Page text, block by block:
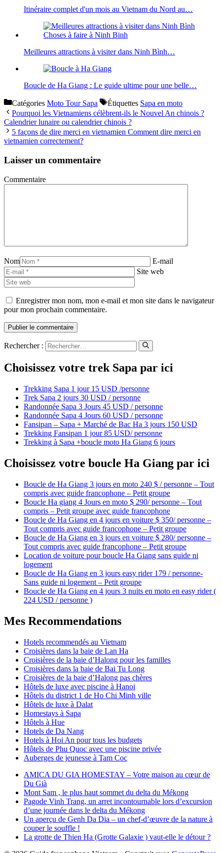
Itinéraire complet d'un mois au Vietnam du Nord au…
Meilleures attractions à visiter dans Ninh Bình…
Boucle de Ha Giang : Le guide ultime pour une belle…
Catégories Moto Tour Sapa Étiquettes Sapa en moto
Pourquoi les Vietnamiens célèbrent-ils le Nouvel An chinois ?
Calendrier lunaire ou calendrier chinois ?
5 façons de dire merci en vietnamien Comment dire merci en
vietnamien correctement?
Laisser un commentaire
Commentaire
Nom
E-mail
Site web
Enregistrer mon nom, mon e-mail et mon site dans le navigateur
pour mon prochain commentaire.
Rechercher :
Choisissez votre trek Sapa par ici
Trekking Sapa 1 jour 15 USD /personne
Trek Sapa 2 jours 30 USD / personne
Randonnée Sapa 3 Jours 45 USD / personne
Randonnée Sapa 4 Jours 60 USD / personne
Fansipan – Sapa + Marché de Bac Ha 3 jours 150 USD
Trekking Fansipan 1 jour 85 USD/ personne
Trekking à Sapa +boucle moto Ha Giang 6 jours
Choisissez votre boucle Ha Giang par ici
Boucle de Ha Giang 3 jours en moto 240 $ / personne – Tout
compris avec guide francophone – Petit groupe
Boucle Ha giang 4 Jours en moto $ 290/ personne – Tout
compris – Petit groupe avec guide francophone
Boucle de Ha Giang en 4 jours en voiture $ 350/ personne –
Tout compris avec guide francophone – Petit groupe
Boucle de Ha Giang en 3 jours en voiture $ 280/ personne –
Tout compris avec guide francophone – Petit groupe
Location de voiture pour boucle Ha Giang sans guide ni
logement
Boucle de Ha Giang en 3 jours easy rider 179 / personne-
Sans guide ni logement – Petit groupe
Boucle de Ha Giang en 4 jours 3 nuits en moto en easy rider (
224 USD / personne )
Mes Recommendations
Hotels recommendés au Vietnam
Croisières dans la baie de Lan Ha
Croisières de la baie d’Halong pour les familles
Croisières dans la baie de Bai Tu Long
Croisières de la baie d’Halong pas chères
Hôtels de luxe avec piscine à Hanoi
Hôtels du district 1 de Ho Chi Minh ville
Hôtels de luxe à Dalat
Homestays à Sapa
Hôtels à Hue
Hotels de Da Nang
Hotels à Hoi An pour tous les budgets
Hôtels de Phu Quoc avec une piscine privée
Auberges de jeunesse à Tam Coc
AMICA DU GIA HOMESTAY – Votre maison au cœur de
Du Già
Mont Sam , le plus haut sommet du delta du Mékong
Pagode Vinh Trang, un arret incontournable lors d’excursion
d’une journée dans le delta du Mékong
Un aperçu de Genh Da Dia – un chef-d’œuvre de la nature à
couper le souffle !
La grotte de Thien Ha (Grotte Galaxie ) vaut-elle le détour ?